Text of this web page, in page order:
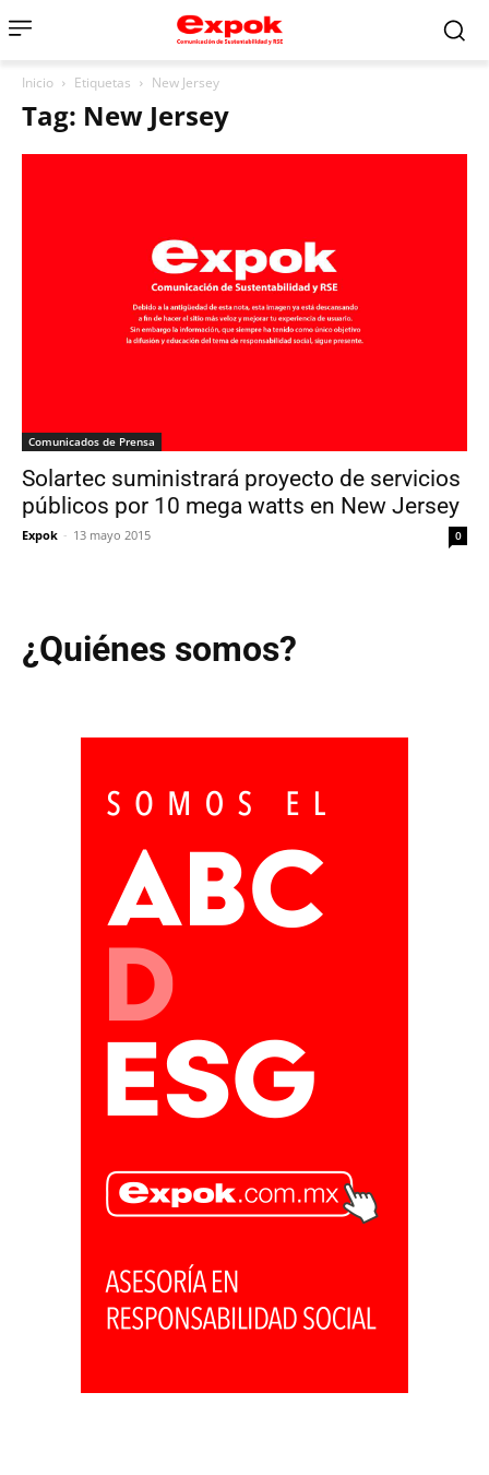
Inicio Etiquetas New Jersey
Tag: New Jersey
Comunicados de Prensa
Solartec suministrará proyecto de servicios
públicos por 10 mega watts en New Jersey
Expok - 13 mayo 2015 0
¿Quiénes somos?